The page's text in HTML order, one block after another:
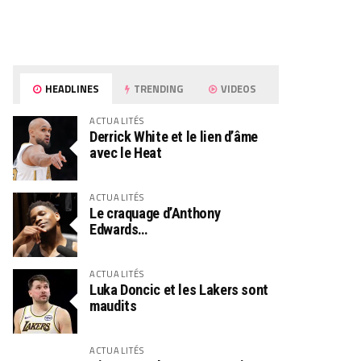
HEADLINES TRENDING VIDEOS
ACTUALITÉS
Derrick White et le lien d’âme
avec le Heat
ACTUALITÉS
Le craquage d’Anthony
Edwards…
ACTUALITÉS
Luka Doncic et les Lakers sont
maudits
ACTUALITÉS